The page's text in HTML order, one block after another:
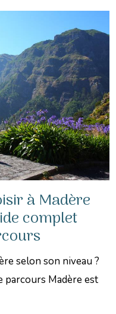
à Madère
complet
selon son niveau ?
parcours Madère est